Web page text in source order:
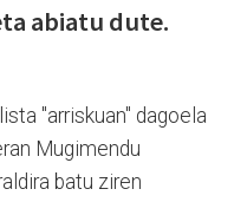
abiatu dute.
"arriskuan" dagoela
Mugimendu
batu ziren